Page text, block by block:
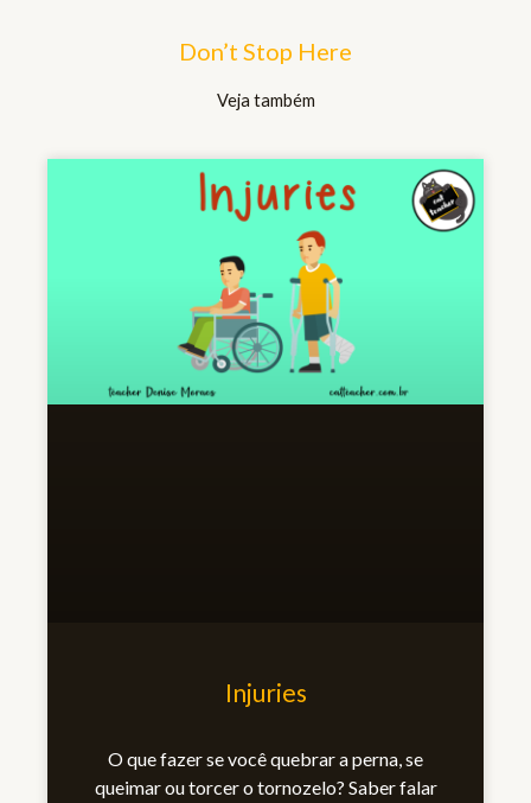
Don’t Stop Here
Veja também
Injuries
O que fazer se você quebrar a perna, se
queimar ou torcer o tornozelo? Saber falar